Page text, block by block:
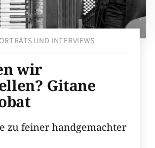
UND INTERVIEWS
wir
Gitane
zu feiner ­handgemachter